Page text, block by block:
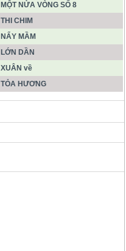
MỘT NỬA VÒNG SỐ 8
THI CHIM
NẨY MẦM
LỚN DẦN
XUÂN về
TỎA HƯƠNG